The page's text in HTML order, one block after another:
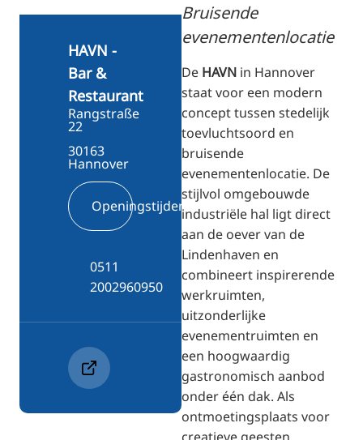
Bruisende
evenementenlocatie
De HAVN in Hannover
staat voor een modern
concept tussen stedelijk
toevluchtsoord en
bruisende
evenementenlocatie. De
stijlvol omgebouwde
industriële hal ligt direct
aan de oever van de
Lindenhaven en
combineert inspirerende
werkruimten,
uitzonderlijke
evenementruimten en
een hoogwaardig
gastronomisch aanbod
onder één dak. Als
ontmoetingsplaats voor
creatieve geesten,
HAVN -
Bar &
Restaurant
Rangstraße
22
30163
Hannover
Openingstijden
0511
2002960950